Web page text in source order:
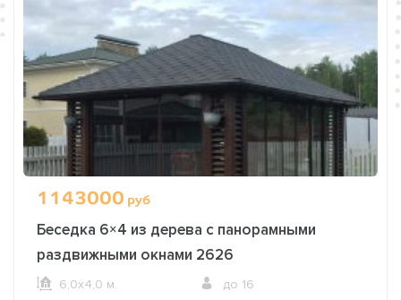
1143000 руб
Беседка 6×4 из дерева с панорамными
раздвижными окнами 2626
6,0х4,0 м. до 16